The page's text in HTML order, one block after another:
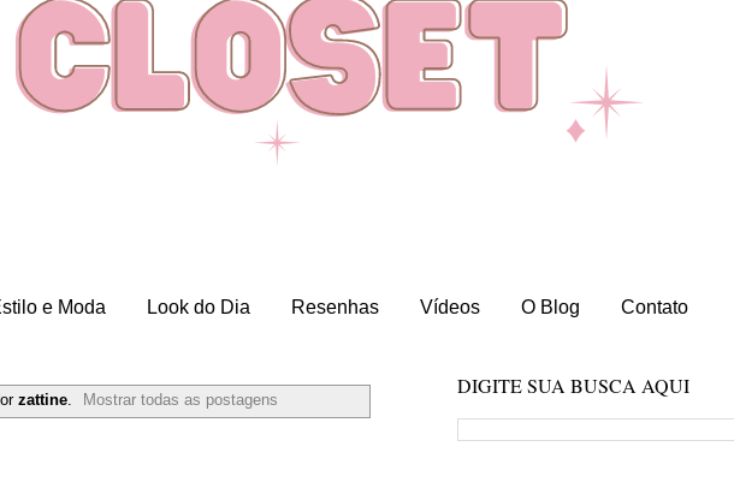
e Moda Look do Dia Resenhas Vídeos O Blog Contato
zattine. Mostrar todas as postagens
DIGITE SUA BUSCA AQUI